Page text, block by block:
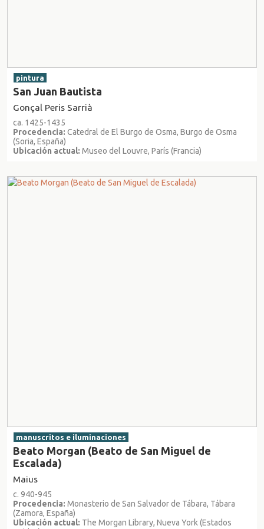
pintura
San Juan Bautista
Gonçal Peris Sarrià
ca. 1425-1435
Procedencia: Catedral de El Burgo de Osma, Burgo de Osma
(Soria, España)
Ubicación actual: Museo del Louvre, París (Francia)
manuscritos e iluminaciones
Beato Morgan (Beato de San Miguel de
Escalada)
Maius
c. 940-945
Procedencia: Monasterio de San Salvador de Tábara, Tábara
(Zamora, España)
Ubicación actual: The Morgan Library, Nueva York (Estados